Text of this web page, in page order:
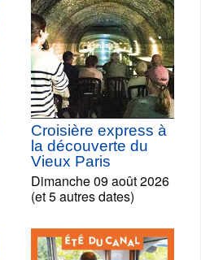
Croisière express à
la découverte du
Vieux Paris
Dimanche 09 août 2026
(et 5 autres dates)